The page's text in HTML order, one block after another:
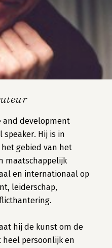
and development
Hij is in
gebied van het
maatschappelijk
en internationaal op
leiderschap,
hij de kunst om de
persoonlijk en